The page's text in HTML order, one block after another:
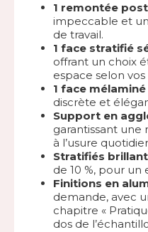
1 remontée
impeccable et
de travail.
1 face stratifié
offrant un choix
espace selon
1 face
discrète et
Support en
garantissant une
à l’usure
Stratifiés
de 10 %, pour
Finitions en
demande, avec
chapitre «
dos de